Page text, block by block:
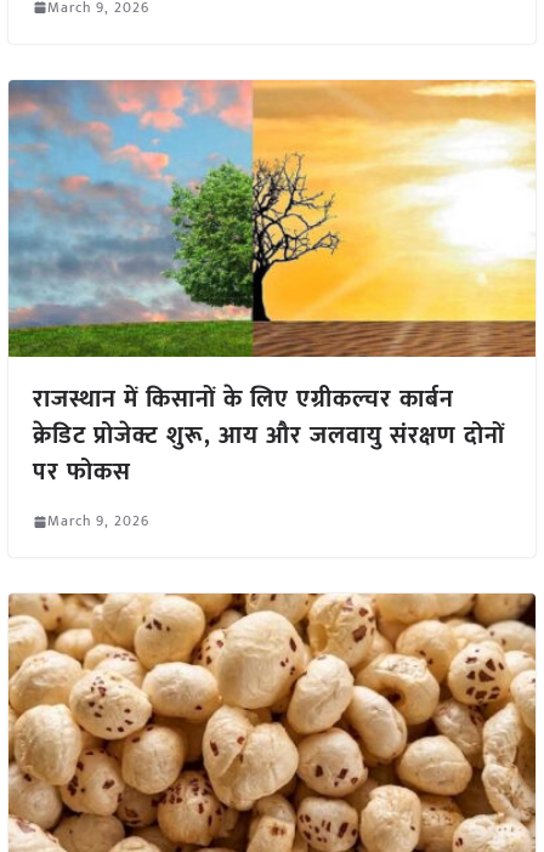
March 9, 2026
राजस्थान में किसानों के लिए एग्रीकल्चर कार्बन
क्रेडिट प्रोजेक्ट शुरू, आय और जलवायु संरक्षण दोनों
पर फोकस
March 9, 2026